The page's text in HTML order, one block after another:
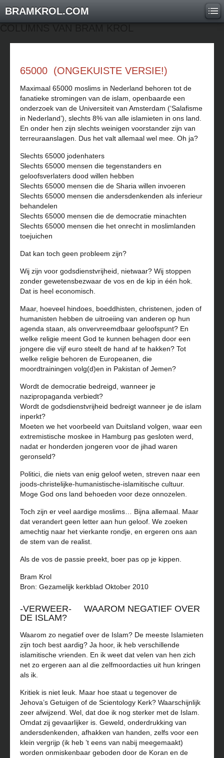
BRAMKROL.COM
65000 (ONGEKUISTE VERSIE!)
Maximaal 65000 moslims in Nederland behoren tot de
fanatieke stromingen van de islam, openbaarde een
onderzoek van de Universiteit van Amsterdam (‘Salafisme
in Nederland’), slechts 8% van alle islamieten in ons land.
En onder hen zijn slechts weinigen voorstander zijn van
terreuraanslagen. Dus het valt allemaal wel mee. Oh ja?
Slechts 65000 jodenhaters
Slechts 65000 mensen die tegenstanders en
geloofsverlaters dood willen hebben
Slechts 65000 mensen die de Sharia willen invoeren
Slechts 65000 mensen die andersdenkenden als inferieur
behandelen
Slechts 65000 mensen die de democratie minachten
Slechts 65000 mensen die het onrecht in moslimlanden
toejuichen
Dat kan toch geen probleem zijn?
Wij zijn voor godsdienstvrijheid, nietwaar? Wij stoppen
zonder gewetensbezwaar de vos en de kip in één hok.
Dat is heel economisch.
Maar, hoeveel hindoes, boeddhisten, christenen, joden of
humanisten hebben de uitroeiing van anderen op hun
agenda staan, als onvervreemdbaar geloofspunt? En
welke religie meent God te kunnen behagen door een
jongere die vijf euro steelt de hand af te hakken? Tot
welke religie behoren de Europeanen, die
moordtrainingen volg(d)en in Pakistan of Jemen?
Wordt de democratie bedreigd, wanneer je
nazipropaganda verbiedt?
Wordt de godsdienstvrijheid bedreigt wanneer je de islam
inperkt?
Moeten we het voorbeeld van Duitsland volgen, waar een
extremistische moskee in Hamburg pas gesloten werd,
nadat er honderden jongeren voor de jihad waren
geronseld?
Politici, die niets van enig geloof weten, streven naar een
joods-christelijke-humanistische-islamitische cultuur.
Moge God ons land behoeden voor deze onnozelen.
Toch zijn er veel aardige moslims… Bijna allemaal. Maar
dat verandert geen letter aan hun geloof. We zoeken
amechtig naar het vierkante rondje, en ergeren ons aan
de stem van de realist.
Als de vos de passie preekt, boer pas op je kippen.
Bram Krol
Bron: Gezamelijk kerkblad Oktober 2010
-VERWEER- WAAROM NEGATIEF OVER
DE ISLAM?
Waarom zo negatief over de Islam? De meeste Islamieten
zijn toch best aardig? Ja hoor, ik heb verschillende
islamitische vrienden. En ik weet dat velen van hen zich
net zo ergeren aan al die zelfmoordacties uit hun kringen
als ik.
Kritiek is niet leuk. Maar hoe staat u tegenover de
Jehova’s Getuigen of de Scientology Kerk? Waarschijnlijk
zeer afwijzend. Wel, dat doe ik nog sterker met de Islam.
Omdat zij gevaarlijker is. Geweld, onderdrukking van
andersdenkenden, afhakken van handen, zelfs voor een
klein vergrijp (ik heb ’t eens van nabij meegemaakt)
worden onmiskenbaar geboden door de Koran en de